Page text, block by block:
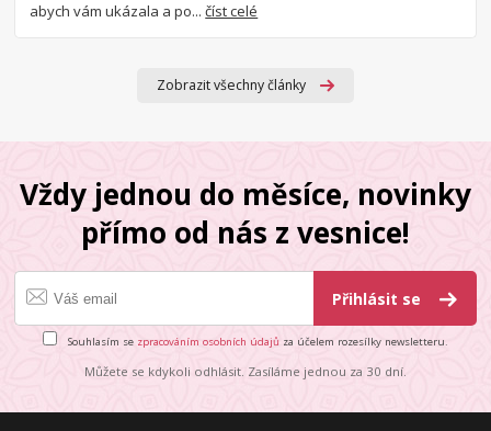
abych vám ukázala a po...číst celé
Zobrazit všechny články
Vždy jednou do měsíce, novinky
přímo od nás z vesnice!
Přihlásit se
Souhlasím se zpracováním osobních údajů za účelem rozesílky newsletteru.
Můžete se kdykoli odhlásit. Zasíláme jednou za 30 dní.